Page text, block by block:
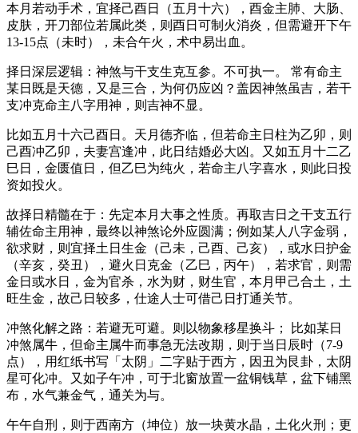
本月若动手术，宜择己酉日（五月十六），酉金主肺、大肠、
皮肤，开刀部位若属此类，则酉日可制火消炎，但需避开下午
13-15点（未时），未合午火，术中易出血。
择日深层逻辑：神煞与干支生克互参。不可执一。 常有命主
某日既是天德，又是三合，为何仍应凶？盖因神煞虽吉，若干
支冲克命主八字用神，则吉神不显。
比如五月十六己酉日。天月德齐临，但若命主日柱为乙卯，则
己酉冲乙卯，夫妻宫逢冲，此日结婚必大凶。又如五月十二乙
巳日，金匮值日，但乙巳为纯火，若命主八字喜水，则此日投
资如投火。
故择日精髓在于：先定本月大事之性质。再取吉日之干支五行
辅佐命主用神，最终以神煞论外应圆满；例如某人八字金弱，
欲求财，则宜择土日生金（己未，己酉、己亥），或水日护金
（辛亥，癸丑），避火日克金（乙巳，丙午），若求官，则需
金日或水日，金为官杀，水为财，财生官，本月甲己合土，土
旺生金，故己日较多，仕途人士可借己日打通关节。
冲煞化解之路：若避无可避。则以物象移星换斗； 比如某日
冲煞属牛，但命主属牛而事急无法改期，则于当日辰时（7-9
点），用红纸书写「太阴」二字贴于西方，因丑为艮卦，太阴
星可化冲。又如子午冲，可于北窗放置一盆铜钱草，盆下铺黑
布，水气兼金气，通关为与。
午午自刑，则于西南方（坤位）放一块黄水晶，土化火刑；更